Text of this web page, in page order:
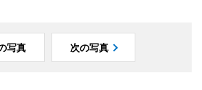
写真 次の写真